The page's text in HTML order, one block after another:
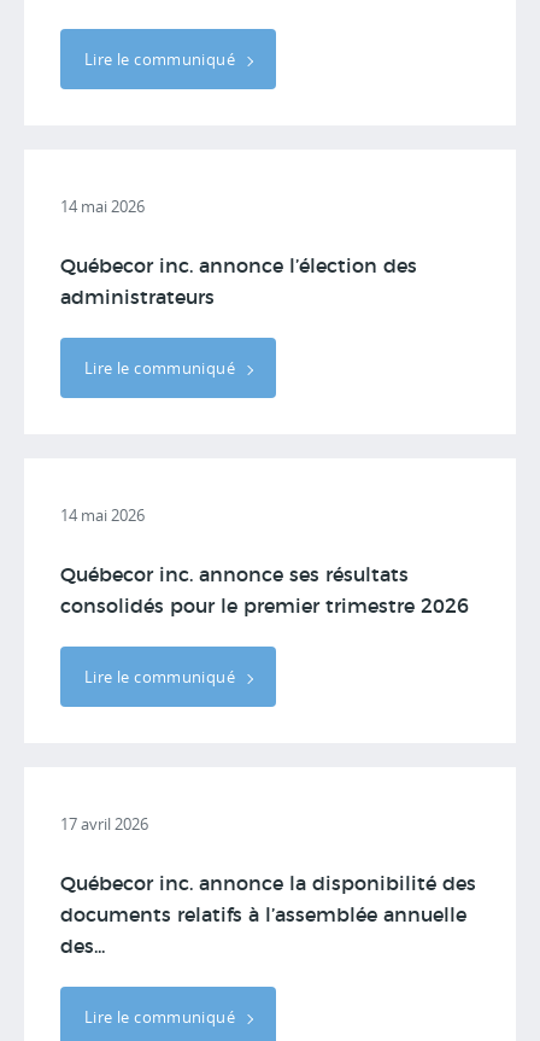
Lire le communiqué
14 mai 2026
Québecor inc. annonce l’élection des
administrateurs
Lire le communiqué
14 mai 2026
Québecor inc. annonce ses résultats
consolidés pour le premier trimestre 2026
Lire le communiqué
17 avril 2026
Québecor inc. annonce la disponibilité des
documents relatifs à l’assemblée annuelle
des...
Lire le communiqué